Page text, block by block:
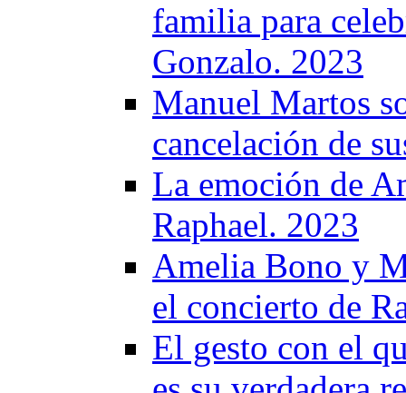
familia para
Gonzalo. 2023
Manuel Martos
cancelación de
La emoción de
Raphael. 2023
Amelia Bono y
el concierto de
El gesto con el